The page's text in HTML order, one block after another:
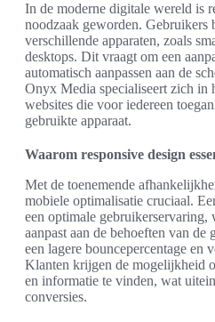
In de moderne digitale wereld is
noodzaak geworden. Gebruikers
verschillende apparaten, zoals
desktops. Dit vraagt om een
automatisch aanpassen aan de
Onyx Media specialiseert zich in
websites die voor iedereen
gebruikte apparaat.
Waarom responsive design
Met de toenemende
mobiele optimalisatie cruciaal.
een optimale gebruikerservaring,
aanpast aan de behoeften van
een lagere bouncepercentage en
Klanten krijgen de mogelijkheid
en informatie te vinden, wat
conversies.